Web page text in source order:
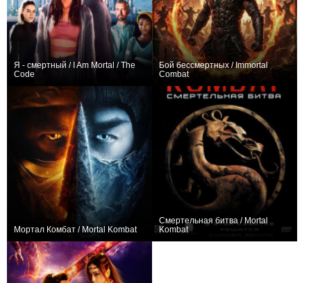
Я - смертный / I Am Mortal / The
Code
Бой бессмертных / Immortal
Combat
Мортал Комбат / Mortal Kombat
Смертельная битва / Mortal
Kombat